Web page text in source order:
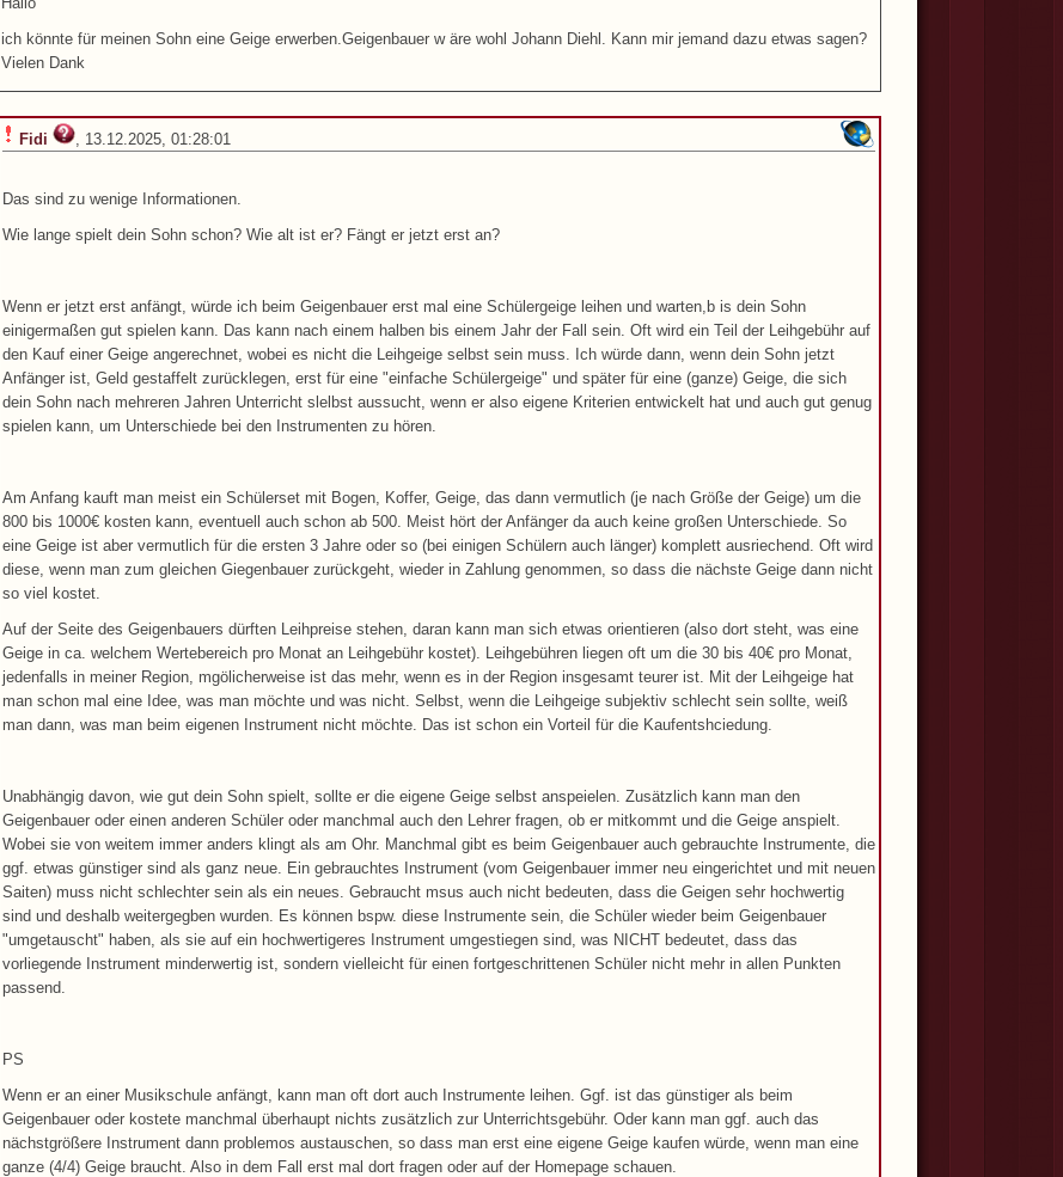
ich könnte für meinen Sohn eine Geige erwerben.Geigenbauer w äre wohl Johann Diehl. Kann mir jemand dazu etwas sagen?
Vielen Dank
Fidi , 13.12.2025, 01:28:01
Das sind zu wenige Informationen.
Wie lange spielt dein Sohn schon? Wie alt ist er? Fängt er jetzt erst an?
Wenn er jetzt erst anfängt, würde ich beim Geigenbauer erst mal eine Schülergeige leihen und warten,b is dein Sohn
einigermaßen gut spielen kann. Das kann nach einem halben bis einem Jahr der Fall sein. Oft wird ein Teil der Leihgebühr auf
den Kauf einer Geige angerechnet, wobei es nicht die Leihgeige selbst sein muss. Ich würde dann, wenn dein Sohn jetzt
Anfänger ist, Geld gestaffelt zurücklegen, erst für eine "einfache Schülergeige" und später für eine (ganze) Geige, die sich
dein Sohn nach mehreren Jahren Unterricht slelbst aussucht, wenn er also eigene Kriterien entwickelt hat und auch gut genug
spielen kann, um Unterschiede bei den Instrumenten zu hören.
Am Anfang kauft man meist ein Schülerset mit Bogen, Koffer, Geige, das dann vermutlich (je nach Größe der Geige) um die
800 bis 1000€ kosten kann, eventuell auch schon ab 500. Meist hört der Anfänger da auch keine großen Unterschiede. So
eine Geige ist aber vermutlich für die ersten 3 Jahre oder so (bei einigen Schülern auch länger) komplett ausriechend. Oft wird
diese, wenn man zum gleichen Giegenbauer zurückgeht, wieder in Zahlung genommen, so dass die nächste Geige dann nicht
so viel kostet.
Auf der Seite des Geigenbauers dürften Leihpreise stehen, daran kann man sich etwas orientieren (also dort steht, was eine
Geige in ca. welchem Wertebereich pro Monat an Leihgebühr kostet). Leihgebühren liegen oft um die 30 bis 40€ pro Monat,
jedenfalls in meiner Region, mgölicherweise ist das mehr, wenn es in der Region insgesamt teurer ist. Mit der Leihgeige hat
man schon mal eine Idee, was man möchte und was nicht. Selbst, wenn die Leihgeige subjektiv schlecht sein sollte, weiß
man dann, was man beim eigenen Instrument nicht möchte. Das ist schon ein Vorteil für die Kaufentshciedung.
Unabhängig davon, wie gut dein Sohn spielt, sollte er die eigene Geige selbst anspeielen. Zusätzlich kann man den
Geigenbauer oder einen anderen Schüler oder manchmal auch den Lehrer fragen, ob er mitkommt und die Geige anspielt.
Wobei sie von weitem immer anders klingt als am Ohr. Manchmal gibt es beim Geigenbauer auch gebrauchte Instrumente, die
ggf. etwas günstiger sind als ganz neue. Ein gebrauchtes Instrument (vom Geigenbauer immer neu eingerichtet und mit neuen
Saiten) muss nicht schlechter sein als ein neues. Gebraucht msus auch nicht bedeuten, dass die Geigen sehr hochwertig
sind und deshalb weitergegben wurden. Es können bspw. diese Instrumente sein, die Schüler wieder beim Geigenbauer
"umgetauscht" haben, als sie auf ein hochwertigeres Instrument umgestiegen sind, was NICHT bedeutet, dass das
vorliegende Instrument minderwertig ist, sondern vielleicht für einen fortgeschrittenen Schüler nicht mehr in allen Punkten
passend.
PS
Wenn er an einer Musikschule anfängt, kann man oft dort auch Instrumente leihen. Ggf. ist das günstiger als beim
Geigenbauer oder kostete manchmal überhaupt nichts zusätzlich zur Unterrichtsgebühr. Oder kann man ggf. auch das
nächstgrößere Instrument dann problemos austauschen, so dass man erst eine eigene Geige kaufen würde, wenn man eine
ganze (4/4) Geige braucht. Also in dem Fall erst mal dort fragen oder auf der Homepage schauen.